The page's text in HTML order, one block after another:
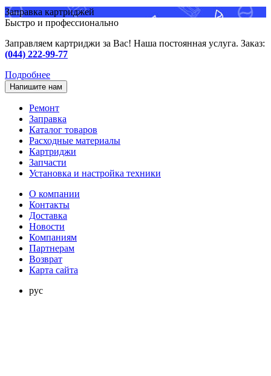
Заправка картриджей
Быстро и профессионально
Заправляем картриджи за Вас! Наша постоянная услуга. Заказ:
(044) 222-99-77
Подробнее
Напишите нам
Ремонт
Заправка
Каталог товаров
Расходные материалы
Картриджи
Запчасти
Установка и настройка техники
О компании
Контакты
Доставка
Новости
Компаниям
Партнерам
Возврат
Карта сайта
рус